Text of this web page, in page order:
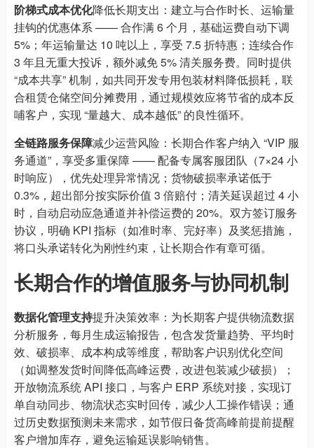
阶梯式成本优化降低长期支出：建立与合作时长、运输量
挂钩的优惠体系 —— 合作满 6 个月，基础运费自动下调
5%；年运输量达 10 吨以上，享受 7.5 折特惠；连续合作
3 年且无重大投诉，额外减免 5% 清关服务费。同时提供
“成本共享” 机制，如共同开发专用包装材料降低损耗，联
合租赁仓储空间分摊费用，通过规模效应将节省的成本反
哺客户，实现 “量越大、成本越低” 的良性循环。
全链路服务保障减少运营风险：长期合作客户纳入 “VIP 服
务通道”，享受多重保障 —— 配备专属客服团队（7×24 小
时响应），优先处理异常情况；货物破损率承诺低于
0.3%，超出部分按实际价值 3 倍赔付；清关延误超过 4 小
时，自动启动应急通道并补偿运费的 20%。双方签订服务
协议，明确 KPI 指标（如准时率、完好率）及奖惩措施，
将口头承诺转化为刚性约束，让长期合作有章可循。
长期合作的增值服务与协同机制
数据化管理支持提升决策效率：为长期客户提供物流数据
分析服务，每月生成运输报告，包含发货量趋势、平均时
效、破损率、成本构成等维度，帮助客户识别优化空间
（如调整发货时间降低高峰运费，改进包装减少破损）；
开放物流系统 API 接口，与客户 ERP 系统对接，实现订
单自动同步、物流状态实时回传，减少人工操作错误；通
过历史数据预测未来需求，如节假日备货高峰前提前提醒
客户增加库存，避免运输延误影响销售。